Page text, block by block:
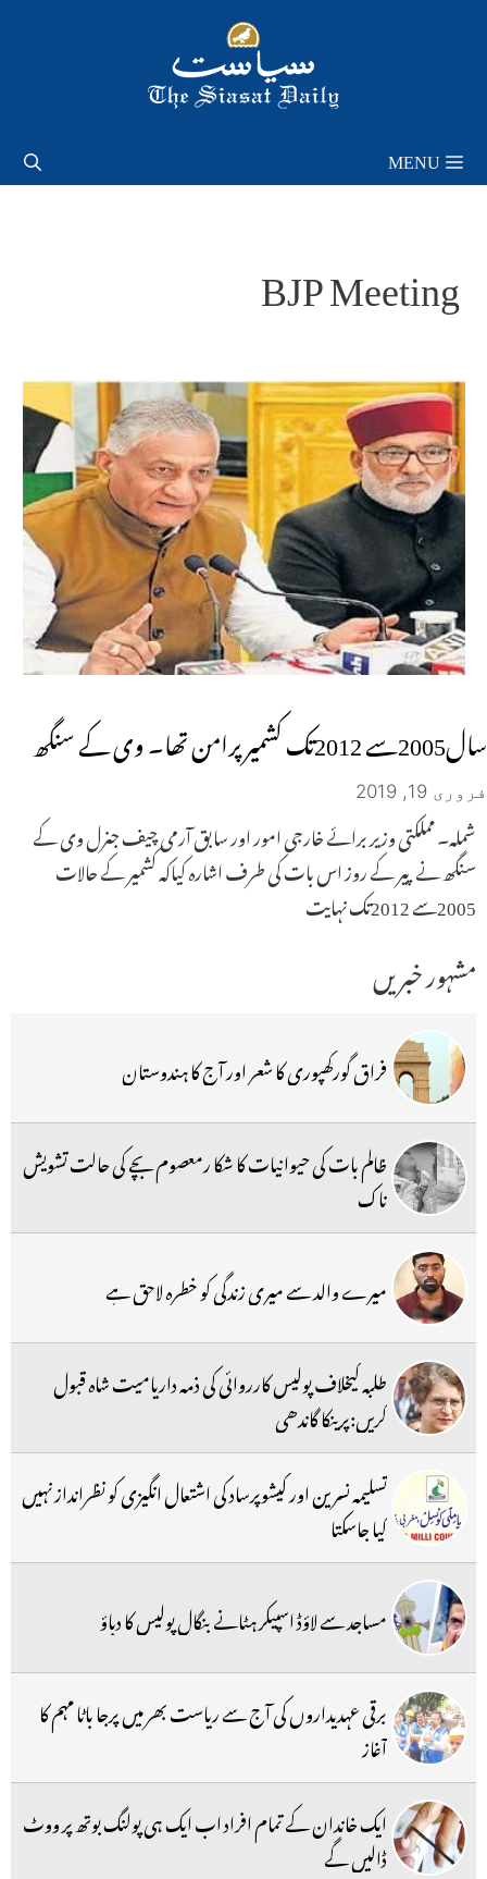
MENU
BJP Meeting
سال2005سے 2012تک کشمیر پرامن تھا۔ وی کے سنگھ
فروری 19, 2019
شملہ۔ مملکتی وزیر برائے خارجی امور اور سابق آرمی چیف جنرل وی کے
سنگھ نے پیر کے روز اس بات کی طرف اشارہ کیاکہ کشمیر کے حالات
2005سے 2012تک نہایت
مشہور خبریں
فراق گورکھپوری کا شعر اور آج کا ہندوستان
ظالم بات کی حیوانیات کا شکا رمعصوم بچے کی حالت تشویش
ناک
میرے والد سے میری زندگی کو خطرہ لاحق ہے
طلبہ کیخلاف پولیس کارروائی کی ذمہ داریامیت شاہ قبول
کریں:پرینکا گاندھی
تسلیمہ نسرین اور کیشوپرساد کی اشتعال انگیزی کو نظرانداز نہیں
کیا جاسکتا
مساجد سے لاؤڈ اسپیکر ہٹانے بنگال پولیس کا دباؤ
برقی عہدیداروں کی آج سے ریاست بھر میں پرجا باٹا مہم کا
آغاز
ایک خاندان کے تمام افراد اب ایک ہی پولنگ بوتھ پر ووٹ
ڈالیں گے